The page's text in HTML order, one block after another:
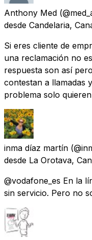
Anthony Med
desde Candelaria,
Si eres cliente de
una reclamación no
respuesta son así
contestan a llamadas
problema solo
inma díaz martín
desde La Orotava,
@vodafone_es En la
sin servicio. Pero no